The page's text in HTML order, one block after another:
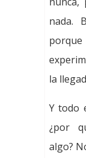
nada.
la
Y todo
¿por
algo?